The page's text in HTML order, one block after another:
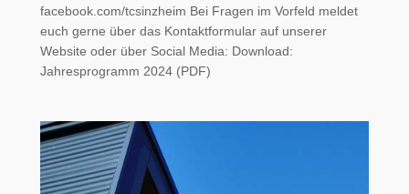
facebook.com/tcsinzheim Bei Fragen im Vorfeld meldet
euch gerne über das Kontaktformular auf unserer
Website oder über Social Media: Download:
Jahresprogramm 2024 (PDF)